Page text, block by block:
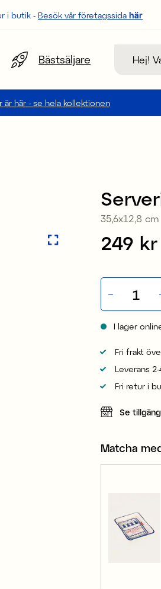
i butik - Besök vår företagssida här
Bästsäljare
här - se hela kollektionen
35,6x12,8 cm
Pris:
249 kr
I lager
Fri frakt
Leverans
Fri retur i
Se
Matcha